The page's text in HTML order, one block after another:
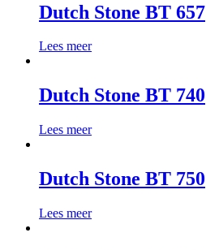
Dutch Stone BT 657
Lees meer
Dutch Stone BT 740
Lees meer
Dutch Stone BT 750
Lees meer